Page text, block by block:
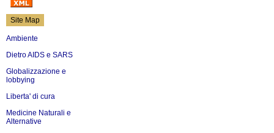
Site Map
Ambiente
Dietro AIDS e SARS
Globalizzazione e
lobbying
Liberta' di cura
Medicine Naturali e
Alternative